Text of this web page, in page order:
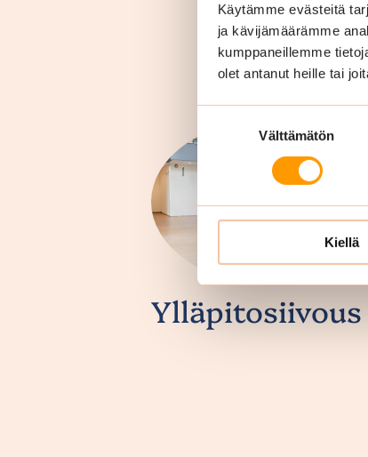
Käytämme evästeitä
ja kävijämäärämme
kumppaneillemme
olet antanut heille tai
valinta
Välttämätön
Kiellä
Ylläpitosiivous